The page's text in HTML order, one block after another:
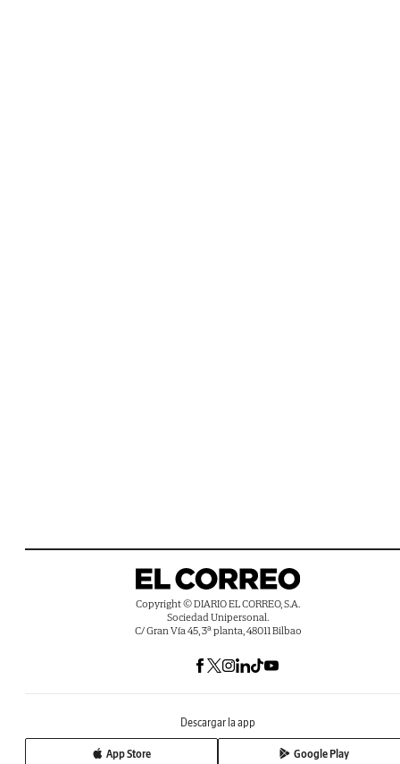
Copyright © DIARIO EL CORREO, S.A.
Sociedad Unipersonal.
C/ Gran Vía 45, 3ª planta, 48011 Bilbao
Descargar la app
App Store Google Play